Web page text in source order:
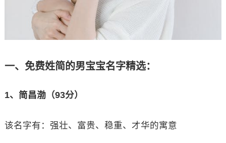
一、免费姓简的男宝宝名字精选：
1、简昌渤（93分）
该名字有：强壮、富贵、稳重、才华的寓意